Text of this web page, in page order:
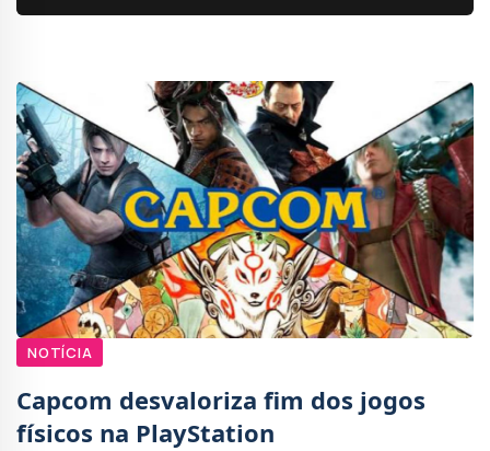
NOTÍCIA
Capcom desvaloriza fim dos jogos
físicos na PlayStation